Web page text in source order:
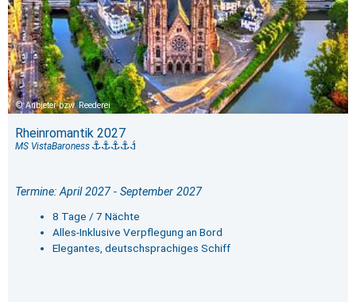
Anbieter bzw. Reederei
Rheinromantik 2027
MS VistaBaroness
Termine: April 2027 - September 2027
8 Tage / 7 Nächte
Alles-Inklusive Verpflegung an Bord
Elegantes, deutschsprachiges Schiff